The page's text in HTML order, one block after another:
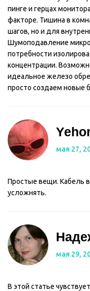
пинге и герцах
факторе. Тишина в
шагов, но и для
Шумоподавление
потребности
концентрации.
идеальное железо
просто создаем новые
мая 27,
Простые вещи. Кабель
усложнять.
мая 29,
В этой статье